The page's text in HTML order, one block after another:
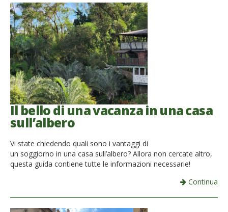
Il bello di una vacanza in una casa
sull’albero
Vi state chiedendo quali sono i vantaggi di
un soggiorno in una casa sull’albero? Allora non cercate altro,
questa guida contiene tutte le informazioni necessarie!
Continua